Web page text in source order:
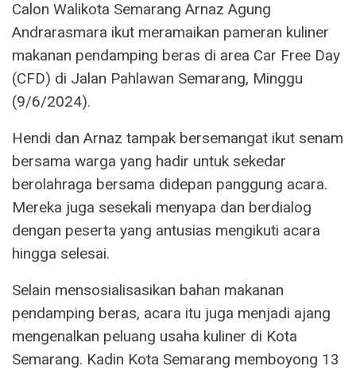
Calon Walikota Semarang Arnaz Agung
Andrarasmara ikut meramaikan pameran kuliner
makanan pendamping beras di area Car Free Day
(CFD) di Jalan Pahlawan Semarang, Minggu
(9/6/2024).
Hendi dan Arnaz tampak bersemangat ikut senam
bersama warga yang hadir untuk sekedar
berolahraga bersama didepan panggung acara.
Mereka juga sesekali menyapa dan berdialog
dengan peserta yang antusias mengikuti acara
hingga selesai.
Selain mensosialisasikan bahan makanan
pendamping beras, acara itu juga menjadi ajang
mengenalkan peluang usaha kuliner di Kota
Semarang. Kadin Kota Semarang memboyong 13